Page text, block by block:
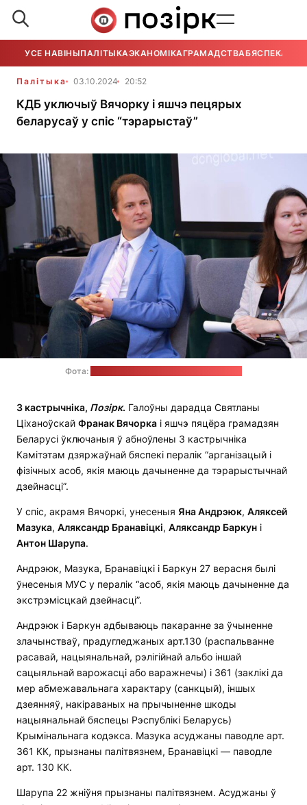
УСЕ НАВІНЫПАЛІТЫКАЭКАНОМІКАГРАМАДСТВАБЯСПЕКА
Палітыка 03.10.2024 20:52
КДБ уключыў Вячорку і яшчэ пецярых
беларусаў у спіс “тэрарыстаў”
Фота:
3 кастрычніка, Позірк. Галоўны дарадца Святланы
Ціханоўскай Франак Вячорка і яшчэ пяцёра грамадзян
Беларусі ўключаныя ў абноўлены 3 кастрычніка
Камітэтам дзяржаўнай бяспекі пералік “арганізацый і
фізічных асоб, якія маюць дачыненне да тэрарыстычнай
дзейнасці”.
У спіс, акрамя Вячоркі, унесеныя Яна Андрэюк, Аляксей
Мазука, Аляксандр Бранавіцкі, Аляксандр Баркун і
Антон Шарупа.
Андрэюк, Мазука, Бранавіцкі і Баркун 27 верасня былі
ўнесеныя МУС у пералік “асоб, якія маюць дачыненне да
экстрэмісцкай дзейнасці”.
Андрэюк і Баркун адбываюць пакаранне за ўчыненне
злачынстваў, прадугледжаных арт.130 (распальванне
расавай, нацыянальнай, рэлігійнай альбо іншай
сацыяльнай варожасці або варажнечы) і 361 (заклікі да
мер абмежавальнага характару (санкцый), іншых
дзеянняў, накіраваных на прычыненне шкоды
нацыянальнай бяспецы Рэспублікі Беларусь)
Крымінальнага кодэкса. Мазука асуджаны паводле арт.
361 КК, прызнаны палітвязнем, Бранавіцкі — паводле
арт. 130 КК.
Шарупа 22 жніўня прызнаны палітвязнем. Асуджаны ў